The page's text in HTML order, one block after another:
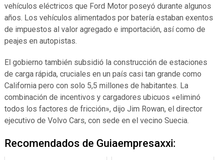
vehículos eléctricos que Ford Motor poseyó durante algunos
años. Los vehículos alimentados por batería estaban exentos
de impuestos al valor agregado e importación, así como de
peajes en autopistas.
El gobierno también subsidió la construcción de estaciones
de carga rápida, cruciales en un país casi tan grande como
California pero con solo 5,5 millones de habitantes. La
combinación de incentivos y cargadores ubicuos «eliminó
todos los factores de fricción», dijo Jim Rowan, el director
ejecutivo de Volvo Cars, con sede en el vecino Suecia.
Recomendados de Guiaempresaxxi: